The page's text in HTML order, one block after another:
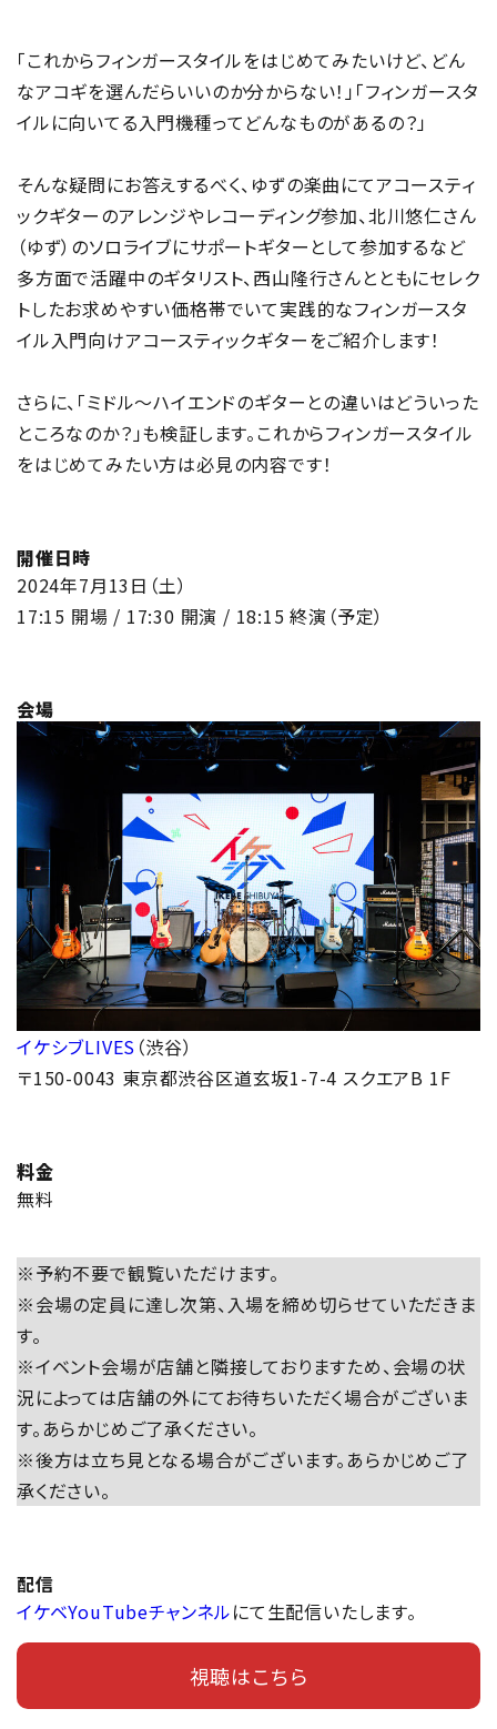
「これからフィンガースタイルをはじめてみたいけど、どん
なアコギを選んだらいいのか分からない！」「フィンガースタ
イルに向いてる入門機種ってどんなものがあるの？」
そんな疑問にお答えするべく、ゆずの楽曲にてアコースティ
ックギターのアレンジやレコーディング参加、北川悠仁さん
（ゆず）のソロライブにサポートギターとして参加するなど
多方面で活躍中のギタリスト、西山隆行さんとともにセレク
トしたお求めやすい価格帯でいて実践的なフィンガースタ
イル入門向けアコースティックギターをご紹介します！
さらに、「ミドル～ハイエンドのギターとの違いはどういった
ところなのか？」も検証します。これからフィンガースタイル
をはじめてみたい方は必見の内容です！
開催日時
2024年7月13日（土）
17:15 開場 / 17:30 開演 / 18:15 終演（予定）
会場
イケシブLIVES （渋谷）
〒150-0043 東京都渋谷区道玄坂1-7-4 スクエアB 1F
料金
無料
※予約不要で観覧いただけます。
※会場の定員に達し次第、入場を締め切らせていただきま
す。
※イベント会場が店舗と隣接しておりますため、会場の状
況によっては店舗の外にてお待ちいただく場合がございま
す。あらかじめご了承ください。
※後方は立ち見となる場合がございます。あらかじめご了
承ください。
配信
イケベYouTubeチャンネルにて生配信いたします。
視聴はこちら